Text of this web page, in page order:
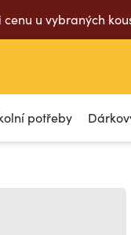
u vybraných
potřeby